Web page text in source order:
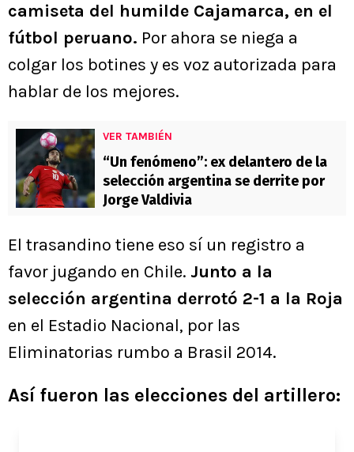
camiseta del humilde Cajamarca, en el
fútbol peruano. Por ahora se niega a
colgar los botines y es voz autorizada para
hablar de los mejores.
VER TAMBIÉN
“Un fenómeno”: ex delantero de la
selección argentina se derrite por
Jorge Valdivia
El trasandino tiene eso sí un registro a
favor jugando en Chile. Junto a la
selección argentina derrotó 2-1 a la Roja
en el Estadio Nacional, por las
Eliminatorias rumbo a Brasil 2014.
Así fueron las elecciones del artillero: